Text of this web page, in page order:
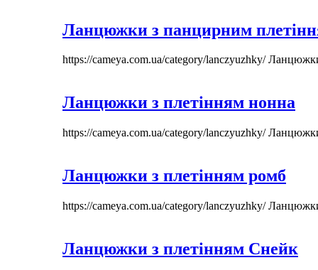
Ланцюжки з панцирним
https://cameya.com.ua/category/lanczyuzhky/
Ланцюжки з плетінням нонна
https://cameya.com.ua/category/lanczyuzhky/
Ланцюжки з плетінням ромб
https://cameya.com.ua/category/lanczyuzhky/
Ланцюжки з плетінням Снейк